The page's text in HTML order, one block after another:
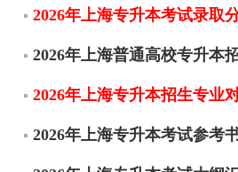
2026年上海专升本考试录取
2026年上海普通高校专升本
2026年上海专升本招生专业
2026年上海专升本考试参考